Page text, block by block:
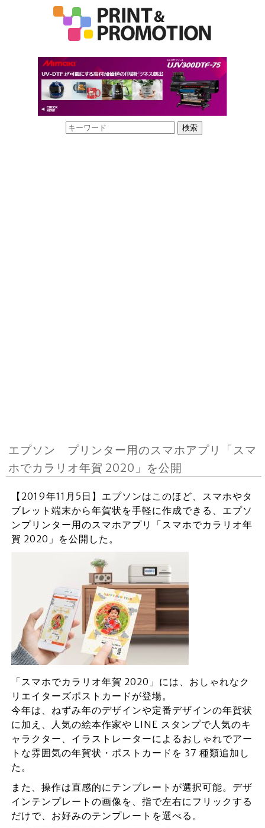
エプソン プリンター⽤のスマホアプリ「スマ
ホでカラリオ年賀 2020」を公開
【2019年11月5日】エプソンはこのほど、スマホやタ
ブレット端末から年賀状を⼿軽に作成できる、エプソ
ンプリンター⽤のスマホアプリ「スマホでカラリオ年
賀 2020」を公開した。
「スマホでカラリオ年賀 2020」には、おしゃれなク
リエイターズポストカードが登場。
今年は、ねずみ年のデザインや定番デザインの年賀状
に加え、⼈気の絵本作家や LINE スタンプで⼈気のキ
ャラクター、イラストレーターによるおしゃれでアー
トな雰囲気の年賀状・ポストカードを 37 種類追加し
た。
また、操作は直感的にテンプレートが選択可能。デザ
インテンプレートの画像を、指で左右にフリックする
だけで、お好みのテンプレートを選べる。